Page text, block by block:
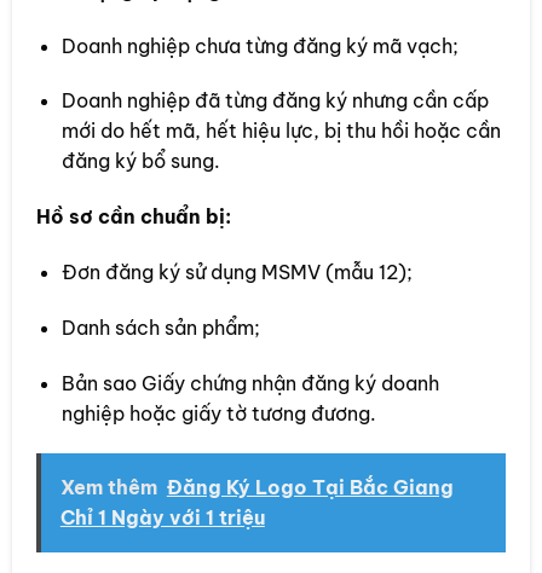
Doanh nghiệp chưa từng đăng ký mã vạch;
Doanh nghiệp đã từng đăng ký nhưng cần cấp
mới do hết mã, hết hiệu lực, bị thu hồi hoặc cần
đăng ký bổ sung.
Hồ sơ cần chuẩn bị:
Đơn đăng ký sử dụng MSMV (mẫu 12);
Danh sách sản phẩm;
Bản sao Giấy chứng nhận đăng ký doanh
nghiệp hoặc giấy tờ tương đương.
Xem thêm Đăng Ký Logo Tại Bắc Giang
Chỉ 1 Ngày với 1 triệu